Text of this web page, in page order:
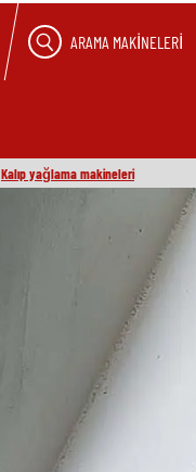
ARAMA MAKINELERI
Kalıp yağlama makineleri